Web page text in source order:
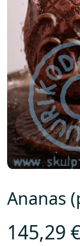
Ananas
145,29